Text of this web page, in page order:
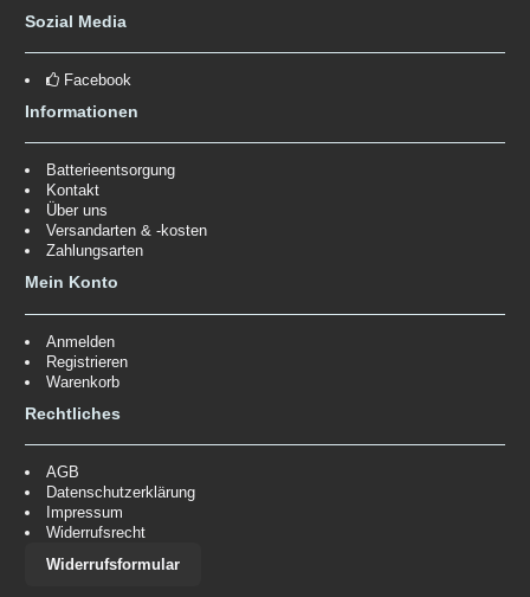
Sozial Media
Facebook
Informationen
Batterieentsorgung
Kontakt
Über uns
Versandarten & -kosten
Zahlungsarten
Mein Konto
Anmelden
Registrieren
Warenkorb
Rechtliches
AGB
Datenschutzerklärung
Impressum
Widerrufsrecht
Widerrufsformular